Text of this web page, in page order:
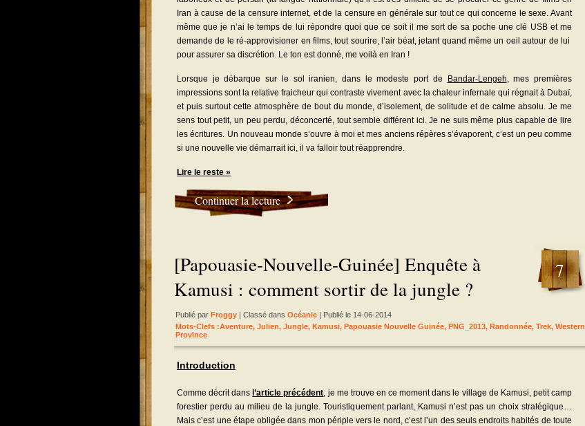
Iran à cause de la censure internet, et de la censure en générale sur tout ce qui concerne le sexe. Avant
même que je n’ai le temps de lui répondre quoi que ce soit il me sort de sa poche une clé USB et me
demande de le ré-approvisioner en films, tout sourire, l’air béat, jetant quand même un oeil autour de lui
pour assurer sa discrétion. Le ton est donné, me voilà en Iran !
Lorsque je débarque sur le sol iranien, dans le modeste port de Bandar-Lengeh, mes premières
impressions sont la relative fraicheur qui contraste vivement avec la chaleur infernale qui régnait à Dubaï,
et puis surtout cette atmosphère de bout du monde, d’isolement, de solitude et de calme absolu. Je me
sens tout petit, un peu perdu, déconcerté, tout semble différent ici. Je ne suis même plus capable de lire
les écritures. Un nouveau monde s’ouvre à moi et mes anciens répères s’évaporent, c’est un peu comme
si une nouvelle vie démarrait ici, il va falloir tout réapprendre.
Lire le reste »
Continuer la lecture
[Papouasie-Nouvelle-Guinée] Enquête à
Kamusi : comment sortir de la jungle ?
7
Publié par Froggy | Classé dans Océanie | Publié le 14-06-2014
Mots-Clefs :Aventure, Julien, Jungle, Kamusi, Papouasie Nouvelle Guinée, PNG_2013, Randonnée, Trek, Western
Province
Introduction
.
Comme décrit dans l’article précédent, je me trouve en ce moment dans le village de Kamusi, petit camp
forestier perdu au milieu de la jungle. Touristiquement parlant, Kamusi n’est pas un choix stratégique…
Mais c’est une étape obligée dans mon périple vers le nord, c’est l’un des seuls endroits habités de toute